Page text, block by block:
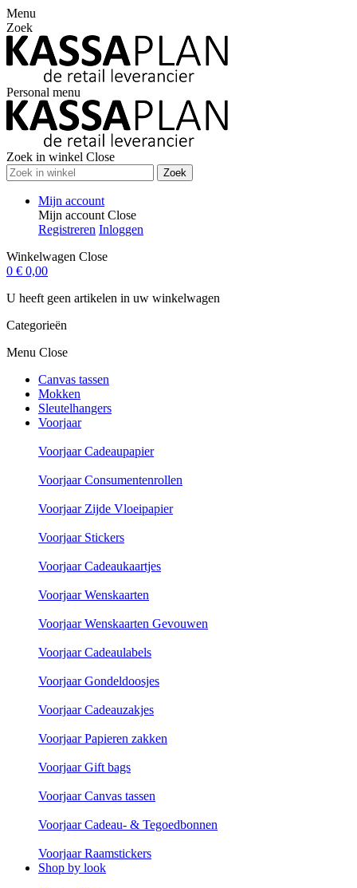
Menu
Zoek
Personal menu
Zoek in winkel Close
Zoek
Mijn account
Mijn account Close
Registreren Inloggen
Winkelwagen Close
0 € 0,00
U heeft geen artikelen in uw winkelwagen
Categorieën
Menu Close
Canvas tassen
Mokken
Sleutelhangers
Voorjaar
Voorjaar Cadeaupapier
Voorjaar Consumentenrollen
Voorjaar Zijde Vloeipapier
Voorjaar Stickers
Voorjaar Cadeaukaartjes
Voorjaar Wenskaarten
Voorjaar Wenskaarten Gevouwen
Voorjaar Cadeaulabels
Voorjaar Gondeldoosjes
Voorjaar Cadeauzakjes
Voorjaar Papieren zakken
Voorjaar Gift bags
Voorjaar Canvas tassen
Voorjaar Cadeau- & Tegoedbonnen
Voorjaar Raamstickers
Shop by look